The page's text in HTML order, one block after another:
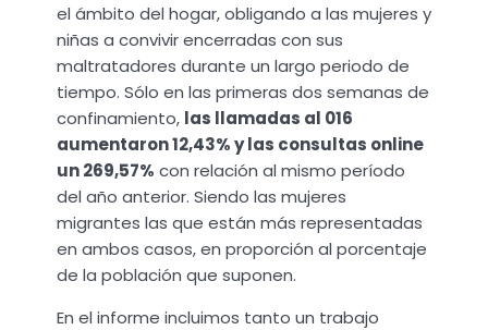
el ámbito del hogar, obligando a las mujeres y
niñas a convivir encerradas con sus
maltratadores durante un largo periodo de
tiempo. Sólo en las primeras dos semanas de
confinamiento, las llamadas al 016
aumentaron 12,43% y las consultas online
un 269,57% con relación al mismo período
del año anterior. Siendo las mujeres
migrantes las que están más representadas
en ambos casos, en proporción al porcentaje
de la población que suponen.
En el informe incluimos tanto un trabajo